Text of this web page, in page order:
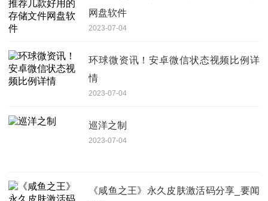
网盘软件
2023-07-04
环球微资讯！安卓微信状态视频比例详
情
2023-07-04
巡洋之制
2023-07-04
《咸鱼之王》永久皮肤激活码分享_要闻